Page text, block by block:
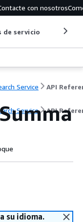
con nosotros
de servicio
Service
Service API
su idioma.